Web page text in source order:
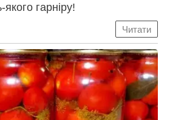
гарніру!
Читати